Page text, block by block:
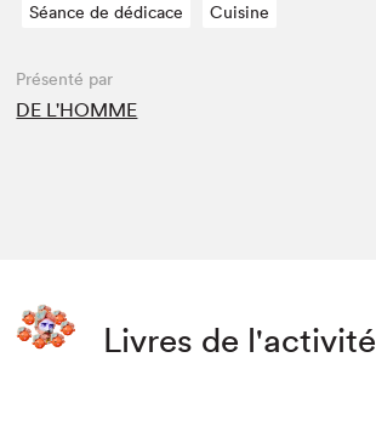
Séance de dédicace Cuisine
Présenté par
DE L'HOMME
Livres de l'activité